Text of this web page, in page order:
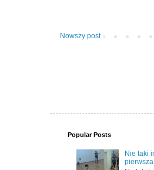
Nowszy post
Popular Posts
Nie taki